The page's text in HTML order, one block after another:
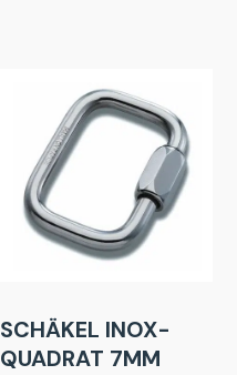
SCHÄKEL INOX-
QUADRAT 7MM